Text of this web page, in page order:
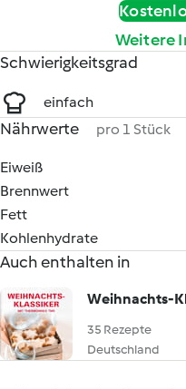
Weitere
Schwierigkeitsgrad
einfach
Nährwerte pro 1 Stück
Eiweiß
Brennwert
Fett
Kohlenhydrate
Auch enthalten in
Weihnachts-
35 Rezepte
Deutschland